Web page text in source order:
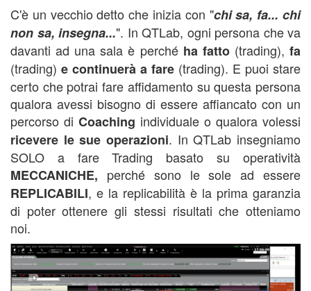
C'è un vecchio detto che inizia con "chi sa, fa... chi
non sa, insegna...". In QTLab, ogni persona che va
davanti ad una sala è perché ha fatto(trading), fa
(trading) e continuerà a fare (trading). E puoi stare
certo che potrai fare affidamento su questa persona
qualora avessi bisogno di essere affiancato con un
percorso di Coaching individuale o qualora volessi
ricevere le sue operazioni. In QTLab insegniamo
SOLO a fare Trading basato su operatività
MECCANICHE, perché sono le sole ad essere
REPLICABILI, e la replicabilità è la prima garanzia
di poter ottenere gli stessi risultati che otteniamo
noi.